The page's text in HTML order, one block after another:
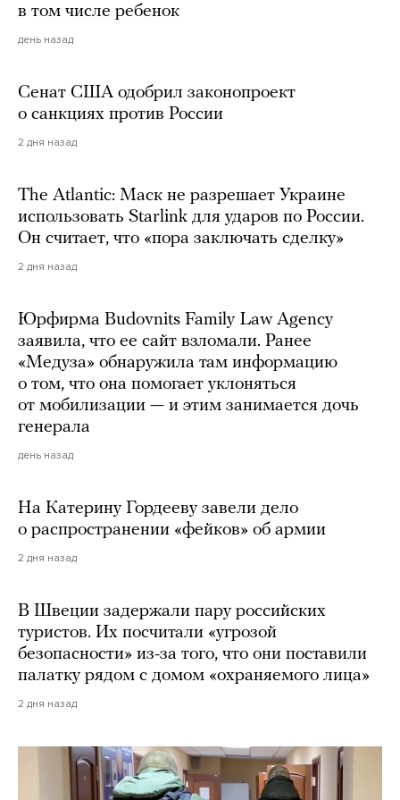
в том числе ребенок
день назад
Сенат США одобрил законопроект
о санкциях против России
2 дня назад
The Atlantic: Маск не разрешает Украине
использовать Starlink для ударов по России.
Он считает, что «пора заключать сделку»
2 дня назад
Юрфирма Budovnits Family Law Agency
заявила, что ее сайт взломали. Ранее
«Медуза» обнаружила там информацию
о том, что она помогает уклоняться
от мобилизации — и этим занимается дочь
генерала
день назад
На Катерину Гордееву завели дело
о распространении «фейков» об армии
2 дня назад
В Швеции задержали пару российских
туристов. Их посчитали «угрозой
безопасности» из-за того, что они поставили
палатку рядом с домом «охраняемого лица»
2 дня назад